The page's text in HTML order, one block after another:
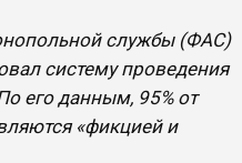
службы (ФАС)
систему проведения
его данным, 95% от
«фикцией и